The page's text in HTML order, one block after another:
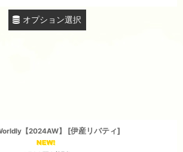
オプション選択
【2024AW】 [伊産リバティ]